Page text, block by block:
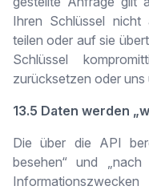
Ihren Schlüssel nicht
teilen oder auf sie
Schlüssel
zurücksetzen oder
13.5 Daten werden
Die über die API
besehen“ und „nach